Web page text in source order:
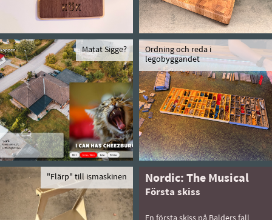
Matat Sigge?
Ordning och reda i
legobyggandet
"Flärp" till ismaskinen Nordic: The Musical
Första skiss